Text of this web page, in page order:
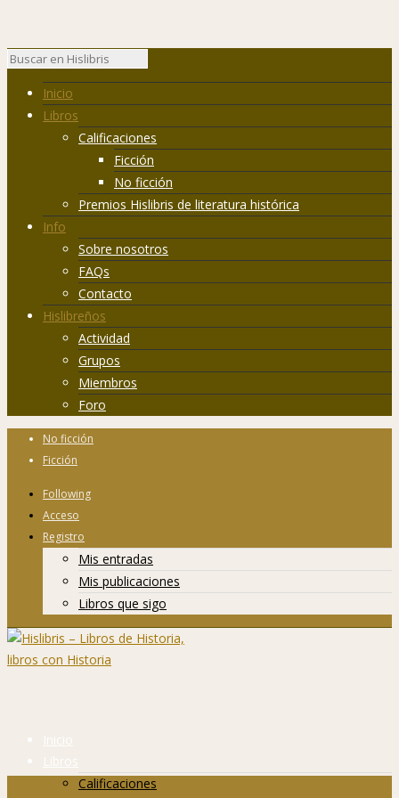
Inicio
Libros
Calificaciones
Ficción
No ficción
Premios Hislibris de literatura histórica
Info
Sobre nosotros
FAQs
Contacto
Hislibreños
Actividad
Grupos
Miembros
Foro
No ficción
Ficción
Following
Acceso
Registro
Mis entradas
Mis publicaciones
Libros que sigo
Inicio
Libros
Calificaciones